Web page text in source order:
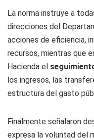
La norma instruye a
direcciones del
acciones de eficiencia,
recursos, mientras que
Hacienda el
los ingresos, las
estructura del gasto
Finalmente señalaron
expresa la voluntad del